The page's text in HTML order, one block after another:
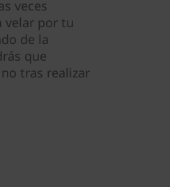
veces
velar por tu
de la
que
tras realizar